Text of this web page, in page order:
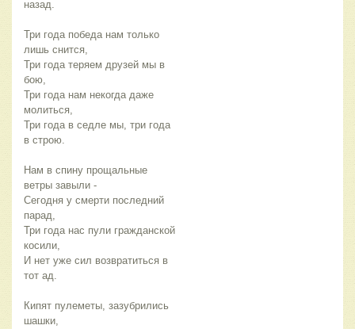
назад.
Три года победа нам только
лишь снится,
Три года теряем друзей мы в
бою,
Три года нам некогда даже
молиться,
Три года в седле мы, три года
в строю.
Нам в спину прощальные
ветры завыли -
Сегодня у смерти последний
парад,
Три года нас пули гражданской
косили,
И нет уже сил возвратиться в
тот ад.
Кипят пулеметы, зазубрились
шашки,